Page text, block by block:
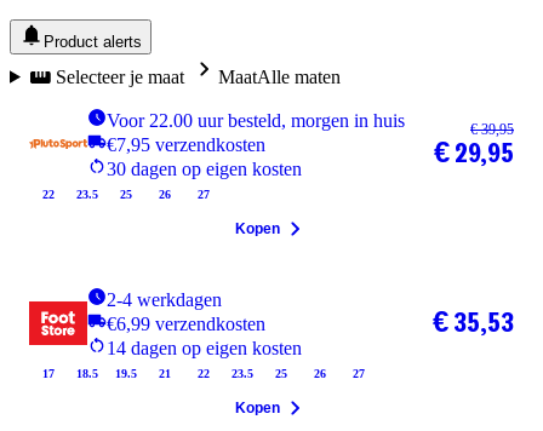
Product alerts
Selecteer je maat MaatAlle maten
Voor 22.00 uur besteld, morgen in huis
€7,95 verzendkosten
30 dagen op eigen kosten
22 23.5 25 26 27
€ 39,95
€ 29,95
Kopen
2-4 werkdagen
€6,99 verzendkosten
14 dagen op eigen kosten
17 18.5 19.5 21 22 23.5 25 26 27
€ 35,53
Kopen